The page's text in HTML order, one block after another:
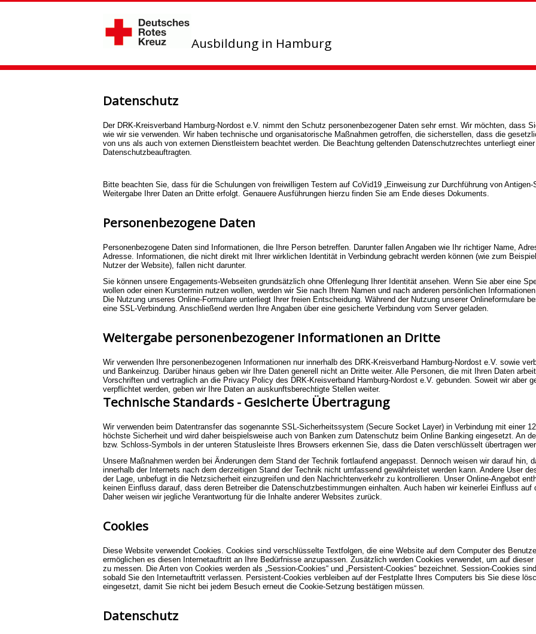
Ausbildung in Hamburg
Datenschutz
Der DRK-Kreisverband Hamburg-Nordost e.V. nimmt den Schutz personenbezogener Daten sehr ernst. Wir möchten, dass
wie wir sie verwenden. Wir haben technische und organisatorische Maßnahmen getroffen, die sicherstellen, dass die
von uns als auch von externen Dienstleistern beachtet werden. Die Beachtung geltenden Datenschutzrechtes unterliegt
Datenschutzbeauftragten.
Bitte beachten Sie, dass für die Schulungen von freiwilligen Testern auf CoVid19 „Einweisung zur Durchführung von
Weitergabe Ihrer Daten an Dritte erfolgt. Genauere Ausführungen hierzu finden Sie am Ende dieses Dokuments.
Personenbezogene Daten
Personenbezogene Daten sind Informationen, die Ihre Person betreffen. Darunter fallen Angaben wie Ihr richtiger Name,
Adresse. Informationen, die nicht direkt mit Ihrer wirklichen Identität in Verbindung gebracht werden können (wie zum
Nutzer der Website), fallen nicht darunter.
Sie können unsere Engagements-Webseiten grundsätzlich ohne Offenlegung Ihrer Identität ansehen. Wenn Sie aber eine
wollen oder einen Kurstermin nutzen wollen, werden wir Sie nach Ihrem Namen und nach anderen persönlichen
Die Nutzung unseres Online-Formulare unterliegt Ihrer freien Entscheidung. Während der Nutzung unserer Onlineformulare
eine SSL-Verbindung. Anschließend werden Ihre Angaben über eine gesicherte Verbindung vom Server geladen.
Weitergabe personenbezogener Informationen an Dritte
Wir verwenden Ihre personenbezogenen Informationen nur innerhalb des DRK-Kreisverband Hamburg-Nordost e.V. sowie
und Bankeinzug. Darüber hinaus geben wir Ihre Daten generell nicht an Dritte weiter. Alle Personen, die mit Ihren Daten
Vorschriften und vertraglich an die Privacy Policy des DRK-Kreisverband Hamburg-Nordost e.V. gebunden. Soweit wir aber
verpflichtet werden, geben wir Ihre Daten an auskunftsberechtigte Stellen weiter.
Technische Standards - Gesicherte Übertragung
Wir verwenden beim Datentransfer das sogenannte SSL-Sicherheitssystem (Secure Socket Layer) in Verbindung mit einer
höchste Sicherheit und wird daher beispielsweise auch von Banken zum Datenschutz beim Online Banking eingesetzt. An
bzw. Schloss-Symbols in der unteren Statusleiste Ihres Browsers erkennen Sie, dass die Daten verschlüsselt übertragen
Unsere Maßnahmen werden bei Änderungen dem Stand der Technik fortlaufend angepasst. Dennoch weisen wir darauf hin,
innerhalb der Internets nach dem derzeitigen Stand der Technik nicht umfassend gewährleistet werden kann. Andere User
der Lage, unbefugt in die Netzsicherheit einzugreifen und den Nachrichtenverkehr zu kontrollieren. Unser Online-Angebot
keinen Einfluss darauf, dass deren Betreiber die Datenschutzbestimmungen einhalten. Auch haben wir keinerlei Einfluss
Daher weisen wir jegliche Verantwortung für die Inhalte anderer Websites zurück.
Cookies
Diese Website verwendet Cookies. Cookies sind verschlüsselte Textfolgen, die eine Website auf dem Computer des
ermöglichen es diesen Internetauftritt an Ihre Bedürfnisse anzupassen. Zusätzlich werden Cookies verwendet, um auf
zu messen. Die Arten von Cookies werden als „Session-Cookies“ und „Persistent-Cookies“ bezeichnet. Session-Cookies
sobald Sie den Internetauftritt verlassen. Persistent-Cookies verbleiben auf der Festplatte Ihres Computers bis Sie diese
eingesetzt, damit Sie nicht bei jedem Besuch erneut die Cookie-Setzung bestätigen müssen.
Datenschutz